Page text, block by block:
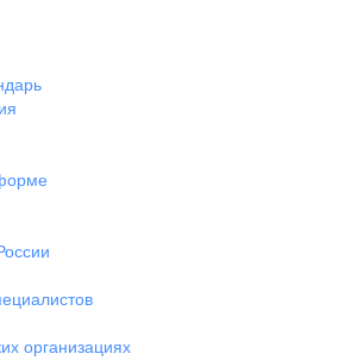
организациях